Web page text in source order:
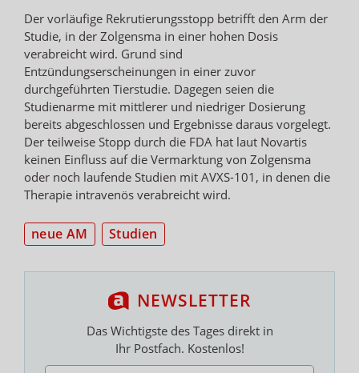
Der vorläufige Rekrutierungsstopp betrifft den Arm der
Studie, in der Zolgensma in einer hohen Dosis
verabreicht wird. Grund sind
Entzündungserscheinungen in einer zuvor
durchgeführten Tierstudie. Dagegen seien die
Studienarme mit mittlerer und niedriger Dosierung
bereits abgeschlossen und Ergebnisse daraus vorgelegt.
Der teilweise Stopp durch die FDA hat laut Novartis
keinen Einfluss auf die Vermarktung von Zolgensma
oder noch laufende Studien mit AVXS-101, in denen die
Therapie intravenös verabreicht wird.
neue AM Studien
NEWSLETTER
Das Wichtigste des Tages direkt in
Ihr Postfach. Kostenlos!